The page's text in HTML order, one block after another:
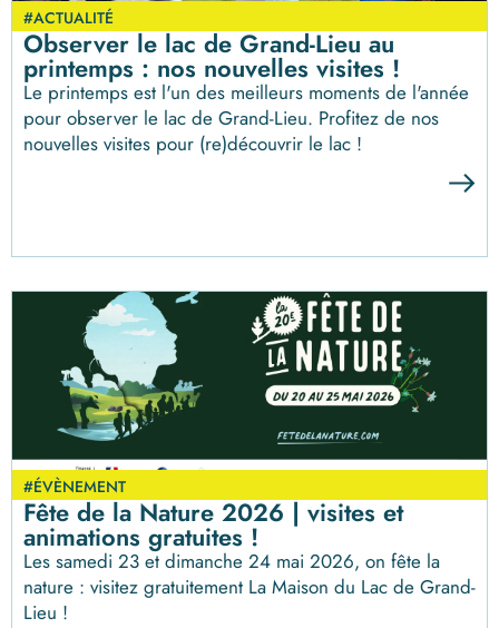
#ACTUALITÉ
Observer le lac de Grand-Lieu au
printemps : nos nouvelles visites !
Le printemps est l'un des meilleurs moments de l'année
pour observer le lac de Grand-Lieu. Profitez de nos
nouvelles visites pour (re)découvrir le lac !
#ÉVÈNEMENT
Fête de la Nature 2026 | visites et
animations gratuites !
Les samedi 23 et dimanche 24 mai 2026, on fête la
nature : visitez gratuitement La Maison du Lac de Grand-
Lieu !